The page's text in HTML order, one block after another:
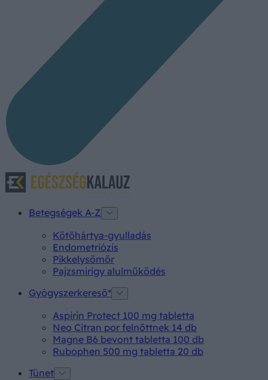
Betegségek A-Z
Kötőhártya-gyulladás
Endometriózis
Pikkelysömör
Pajzsmirigy alulműködés
Gyógyszerkereső*
Aspirin Protect 100 mg tabletta
Neo Citran por felnőttnek 14 db
Magne B6 bevont tabletta 100 db
Rubophen 500 mg tabletta 20 db
Tünet